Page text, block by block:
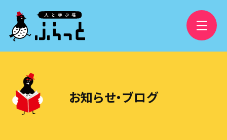
精華学園高等学校 岐阜校
フリースクールふらっと
お知らせ・ブログ